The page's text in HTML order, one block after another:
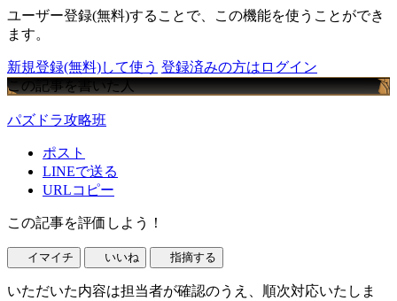
ユーザー登録(無料)することで、この機能を使うことができ
ます。
新規登録(無料)して使う 登録済みの方はログイン
この記事を書いた人
パズドラ攻略班
ポスト
LINEで送る
URLコピー
この記事を評価しよう！
イマイチ いいね 指摘する
いただいた内容は担当者が確認のうえ、順次対応いたしま